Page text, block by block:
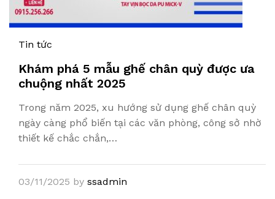
Tin tức
Khám phá 5 mẫu ghế chân quỳ được ưa
chuộng nhất 2025
Trong năm 2025, xu hướng sử dụng ghế chân quỳ
ngày càng phổ biến tại các văn phòng, công sở nhờ
thiết kế chắc chắn,…
03/11/2025 by ssadmin